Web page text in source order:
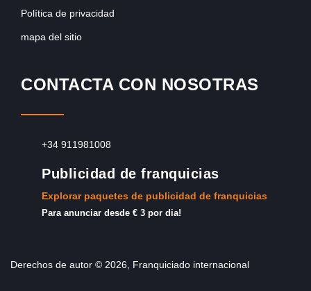
Política de privacidad
mapa del sitio
CONTACTA CON NOSOTRAS
+34 911981008
Publicidad de franquicias
Explorar paquetes de publicidad de franquicias
Para anunciar desde € 3 por dia!
Derechos de autor © 2026, Franquiciado internacional